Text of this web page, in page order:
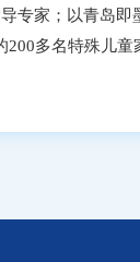
专家；以青岛
多名特殊儿童